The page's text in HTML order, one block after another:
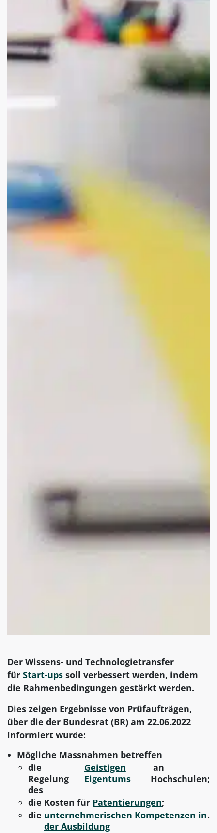
Der Wissens- und Technologietransfer
für Start-ups soll verbessert werden, indem
die Rahmenbedingungen gestärkt werden.
Dies zeigen Ergebnisse von Prüfaufträgen,
über die der Bundesrat (BR) am 22.06.2022
informiert wurde:
Mögliche Massnahmen betreffen
die
Regelung
des
Geistigen
Eigentums
an
Hochschulen;
die Kosten für Patentierungen;
die unternehmerischen Kompetenzen in
der Ausbildung
.